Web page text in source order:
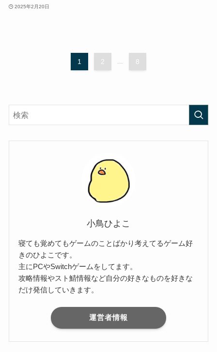
2025年2月20日
1 2 ... 8
小鳥ひよこ
寝ても覚めてもゲームのことばかり考えてるゲーム好
きのひよこです。
主にPCやSwitchゲームをしてます。
攻略情報やスト鯖情報など自分の好きなものを好きな
だけ発信していきます。
運営者情報